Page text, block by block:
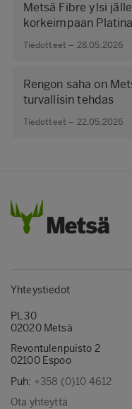
Metsä Fibre ylsi
korkeimpaan
Tiedotteet – 28.05.2026
Rengon saha on
turvallisin tehdas
Tiedotteet – 22.05.2026
Yhteystiedot
PL 30
02020 Metsä
Revontulenpuisto 2
02100 Espoo
Puh: +358 (0)10 4612
Ota yhteyttä